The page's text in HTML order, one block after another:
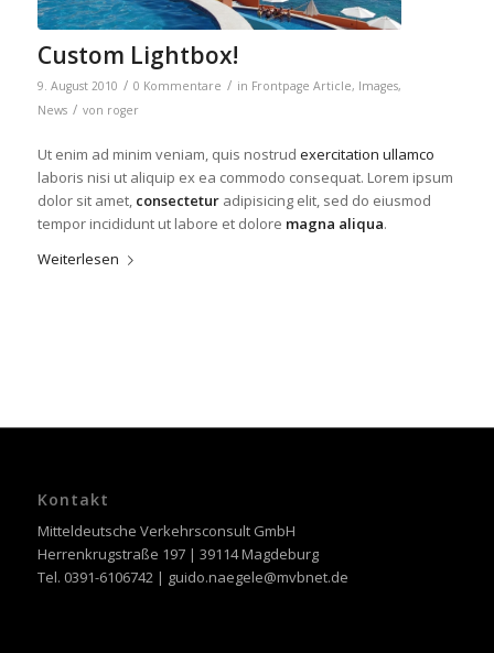
Custom Lightbox!
9. August 2010 / 0 Kommentare / in Frontpage Article, Images,
News / von roger
Ut enim ad minim veniam, quis nostrud exercitation ullamco
laboris nisi ut aliquip ex ea commodo consequat. Lorem ipsum
dolor sit amet, consecteturadipisicing elit, sed do eiusmod
tempor incididunt ut labore et dolore magna aliqua.
Weiterlesen
Kontakt
Mitteldeutsche Verkehrsconsult GmbH
Herrenkrugstraße 197 | 39114 Magdeburg
Tel. 0391-6106742 | guido.naegele@mvbnet.de